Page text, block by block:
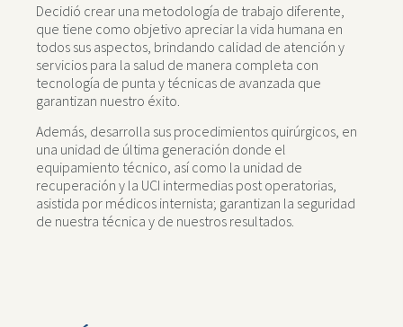
Decidió crear una metodología de trabajo diferente,
que tiene como objetivo apreciar la vida humana en
todos sus aspectos, brindando calidad de atención y
servicios para la salud de manera completa con
tecnología de punta y técnicas de avanzada que
garantizan nuestro éxito.
Además, desarrolla sus procedimientos quirúrgicos, en
una unidad de última generación donde el
equipamiento técnico, así como la unidad de
recuperación y la UCI intermedias post operatorias,
asistida por médicos internista; garantizan la seguridad
de nuestra técnica y de nuestros resultados.